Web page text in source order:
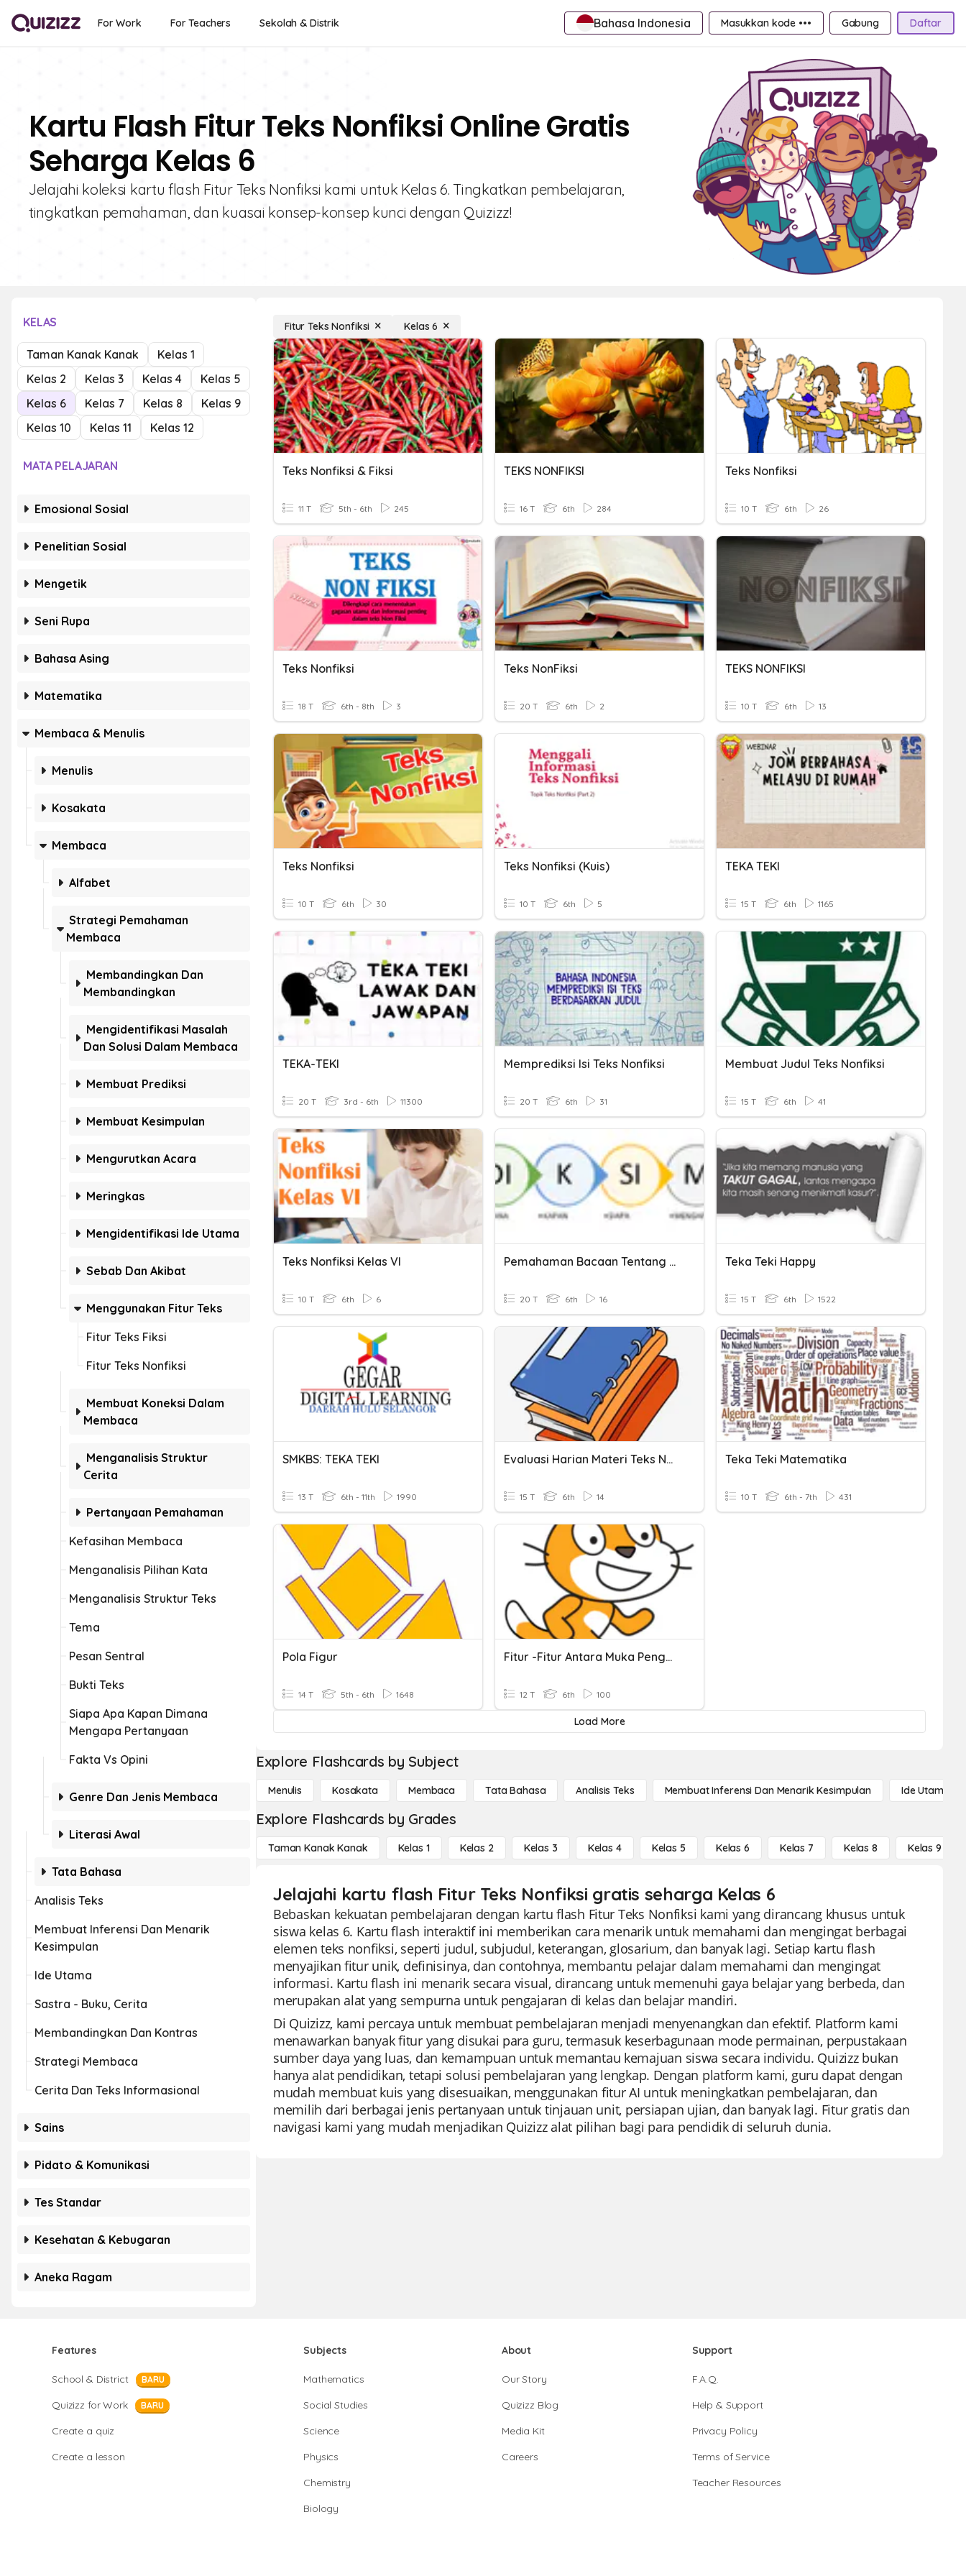
For Work For Teachers Sekolah & Distrik Bahasa Indonesia Masukkan kode ••• Gabung Daftar
Kartu Flash Fitur Teks Nonfiksi Online Gratis
Seharga Kelas 6
Jelajahi koleksi kartu flash Fitur Teks Nonfiksi kami untuk Kelas 6. Tingkatkan pembelajaran,
tingkatkan pemahaman, dan kuasai konsep-konsep kunci dengan Quizizz!
KELAS
Taman Kanak Kanak
Kelas 1
Kelas 2
Kelas 3 Kelas 4
Kelas 5
Kelas 6
Kelas 7 Kelas 8
Kelas 9
Kelas 10
Kelas 11 Kelas 12
MATA PELAJARAN
Emosional Sosial
Penelitian Sosial
Mengetik
Seni Rupa
Bahasa Asing
Matematika
Membaca & Menulis
Menulis
Kosakata
Membaca
Alfabet
Strategi Pemahaman
Membaca
Membandingkan Dan
Membandingkan
Mengidentifikasi Masalah
Dan Solusi Dalam Membaca
Membuat Prediksi
Membuat Kesimpulan
Mengurutkan Acara
Meringkas
Mengidentifikasi Ide Utama
Sebab Dan Akibat
Menggunakan Fitur Teks
Fitur Teks Fiksi
Fitur Teks Nonfiksi
Membuat Koneksi Dalam
Membaca
Menganalisis Struktur
Cerita
Pertanyaan Pemahaman
Kefasihan Membaca
Menganalisis Pilihan Kata
Menganalisis Struktur Teks
Tema
Pesan Sentral
Bukti Teks
Siapa Apa Kapan Dimana
Mengapa Pertanyaan
Fakta Vs Opini
Genre Dan Jenis Membaca
Literasi Awal
Tata Bahasa
Analisis Teks
Membuat Inferensi Dan Menarik
Kesimpulan
Ide Utama
Sastra - Buku, Cerita
Membandingkan Dan Kontras
Strategi Membaca
Cerita Dan Teks Informasional
Sains
Pidato & Komunikasi
Tes Standar
Kesehatan & Kebugaran
Aneka Ragam
Fitur Teks Nonfiksi Kelas 6
Teks Nonfiksi & Fiksi
11 T 5th - 6th 245
TEKS NONFIKSI
16 T 6th 284
Teks Nonfiksi
10 T 6th 26
Teks Nonfiksi
18 T 6th - 8th 3
Teks NonFiksi
20 T 6th 2
TEKS NONFIKSI
10 T 6th 13
Teks Nonfiksi
10 T 6th 30
Teks Nonfiksi (Kuis)
10 T 6th 5
TEKA TEKI
15 T 6th 1165
TEKA-TEKI
20 T 3rd - 6th 11300
Memprediksi Isi Teks Nonfiksi
20 T 6th 31
Membuat Judul Teks Nonfiksi
15 T 6th 41
Teks Nonfiksi Kelas VI
10 T 6th 6
Pemahaman Bacaan Tentang Teks Nonfiksi
20 T 6th 16
Teka Teki Happy
15 T 6th 1522
SMKBS: TEKA TEKI
13 T 6th - 11th 1990
Evaluasi Harian Materi Teks Nonfiksi
15 T 6th 14
Teka Teki Matematika
10 T 6th - 7th 431
Pola Figur
14 T 5th - 6th 1648
Fitur -fitur Antara Muka Pengaturcaraan
12 T 6th 100
Load More
Explore Flashcards by Subject
Menulis Kosakata Membaca Tata Bahasa Analisis Teks Membuat Inferensi Dan Menarik Kesimpulan Ide Utama
Explore Flashcards by Grades
Taman Kanak Kanak Kelas 1 Kelas 2 Kelas 3 Kelas 4 Kelas 5 Kelas 6 Kelas 7 Kelas 8 Kelas 9
Jelajahi kartu flash Fitur Teks Nonfiksi gratis seharga Kelas 6
Bebaskan kekuatan pembelajaran dengan kartu flash Fitur Teks Nonfiksi kami yang dirancang khusus untuk
siswa kelas 6. Kartu flash interaktif ini memberikan cara menarik untuk memahami dan mengingat berbagai
elemen teks nonfiksi, seperti judul, subjudul, keterangan, glosarium, dan banyak lagi. Setiap kartu flash
menyajikan fitur unik, definisinya, dan contohnya, membantu pelajar dalam memahami dan mengingat
informasi. Kartu flash ini menarik secara visual, dirancang untuk memenuhi gaya belajar yang berbeda, dan
merupakan alat yang sempurna untuk pengajaran di kelas dan belajar mandiri.
Di Quizizz, kami percaya untuk membuat pembelajaran menjadi menyenangkan dan efektif. Platform kami
menawarkan banyak fitur yang disukai para guru, termasuk keserbagunaan mode permainan, perpustakaan
sumber daya yang luas, dan kemampuan untuk memantau kemajuan siswa secara individu. Quizizz bukan
hanya alat pendidikan, tetapi solusi pembelajaran yang lengkap. Dengan platform kami, guru dapat dengan
mudah membuat kuis yang disesuaikan, menggunakan fitur AI untuk meningkatkan pembelajaran, dan
memilih dari berbagai jenis pertanyaan untuk tinjauan unit, persiapan ujian, dan banyak lagi. Fitur gratis dan
navigasi kami yang mudah menjadikan Quizizz alat pilihan bagi para pendidik di seluruh dunia.
Features
School & District BARU
Quizizz for Work BARU
Create a quiz
Create a lesson
Subjects
Mathematics
Social Studies
Science
Physics
Chemistry
Biology
About
Our Story
Quizizz Blog
Media Kit
Careers
Support
F.A.Q.
Help & Support
Privacy Policy
Terms of Service
Teacher Resources